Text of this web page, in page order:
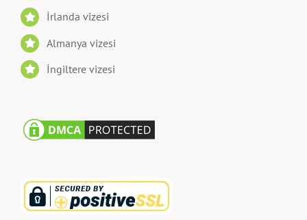
İrlanda vizesi
Almanya vizesi
İngiltere vizesi